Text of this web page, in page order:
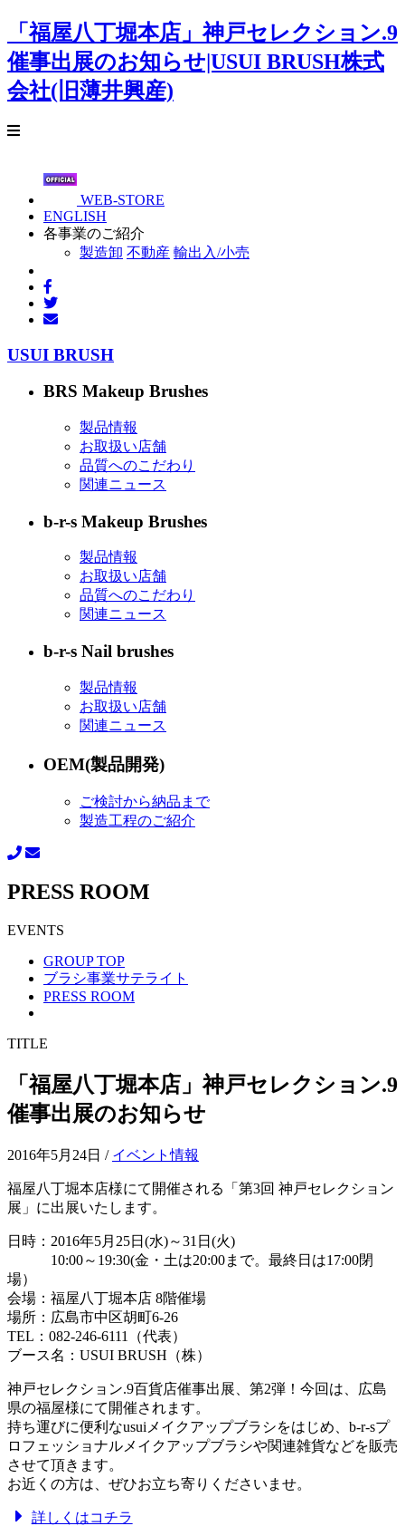
「福屋八丁堀本店」神戸セレクション.9
催事出展のお知らせ|USUI BRUSH株式
会社(旧薄井興産)
WEB-STORE
ENGLISH
各事業のご紹介
製造卸 不動産 輸出入/小売
USUI BRUSH
BRS Makeup Brushes
製品情報
お取扱い店舗
品質へのこだわり
関連ニュース
b-r-s Makeup Brushes
製品情報
お取扱い店舗
品質へのこだわり
関連ニュース
b-r-s Nail brushes
製品情報
お取扱い店舗
関連ニュース
OEM(製品開発)
ご検討から納品まで
製造工程のご紹介
PRESS ROOM
EVENTS
GROUP TOP
ブラシ事業サテライト
PRESS ROOM
TITLE
「福屋八丁堀本店」神戸セレクション.9
催事出展のお知らせ
2016年5月24日 / イベント情報
福屋八丁堀本店様にて開催される「第3回 神戸セレクション
展」に出展いたします。
日時：2016年5月25日(水)～31日(火)
10:00～19:30(金・土は20:00まで。最終日は17:00閉
場）
会場：福屋八丁堀本店 8階催場
場所：広島市中区胡町6-26
TEL：082-246-6111（代表）
ブース名：USUI BRUSH（株）
神戸セレクション.9百貨店催事出展、第2弾！今回は、広島
県の福屋様にて開催されます。
持ち運びに便利なusuiメイクアップブラシをはじめ、b-r-sプ
ロフェッショナルメイクアップブラシや関連雑貨などを販売
させて頂きます。
お近くの方は、ぜひお立ち寄りくださいませ。
詳しくはコチラ